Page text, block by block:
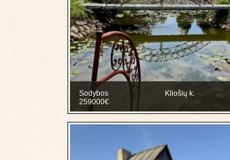
Sodybos
Kliošių k.
259000€